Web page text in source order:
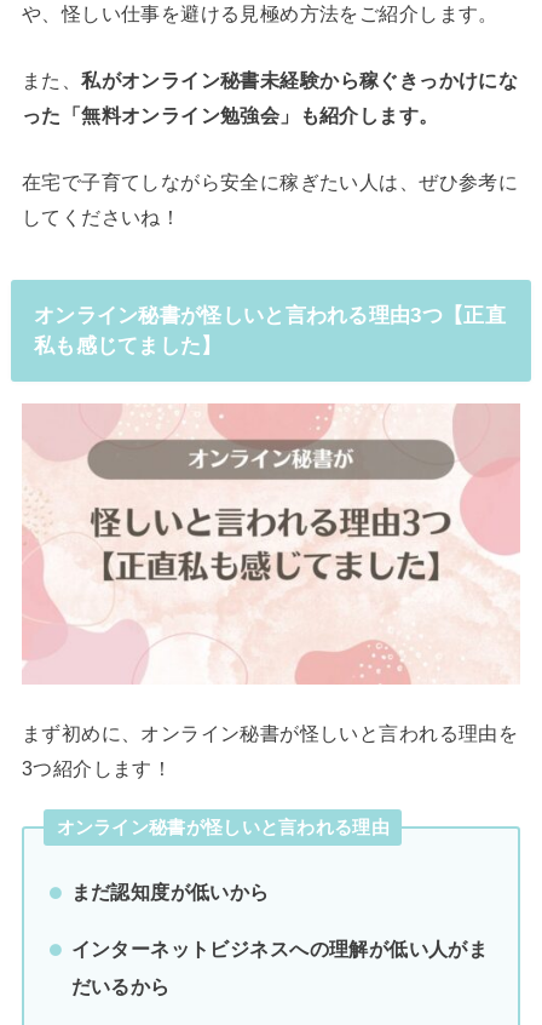
や、怪しい仕事を避ける見極め方法をご紹介します。
また、私がオンライン秘書未経験から稼ぐきっかけにな
った「無料オンライン勉強会」も紹介します。
在宅で子育てしながら安全に稼ぎたい人は、ぜひ参考に
してくださいね！
オンライン秘書が怪しいと言われる理由3つ【正直
私も感じてました】
まず初めに、オンライン秘書が怪しいと言われる理由を
3つ紹介します！
オンライン秘書が怪しいと言われる理由
まだ認知度が低いから
インターネットビジネスへの理解が低い人がま
だいるから